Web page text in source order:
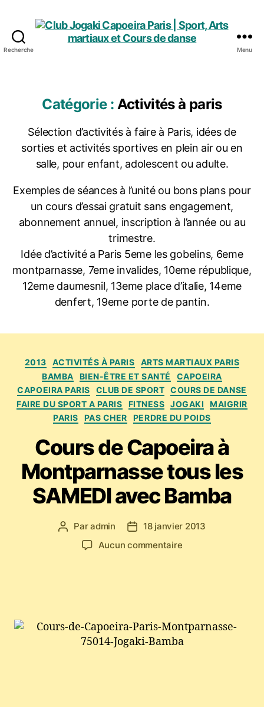
Recherche
Paris
|
Sport,
Arts
martiaux
et
de
danse
Menu
Catégorie : Activités à paris
Sélection d’activités à faire à Paris, idées de
sorties et activités sportives en plein air ou en
salle, pour enfant, adolescent ou adulte.
Exemples de séances à l’unité ou bons plans pour
un cours d’essai gratuit sans engagement,
abonnement annuel, inscription à l’année ou au
trimestre.
Idée d’activité a Paris 5eme les gobelins, 6eme
montparnasse, 7eme invalides, 10eme république,
12eme daumesnil, 13eme place d’italie, 14eme
denfert, 19eme porte de pantin.
Catégories
2013 ACTIVITÉS À PARIS
ARTS MARTIAUX PARIS
BAMBA
BIEN-ÊTRE ET SANTÉ
CAPOEIRA
CAPOEIRA PARIS
CLUB DE SPORT
COURS DE DANSE
FAIRE DU SPORT A PARIS
FITNESS JOGAKI
MAIGRIR
PARIS
PAS CHER PERDRE DU POIDS
Cours de Capoeira à
Montparnasse tous les
SAMEDI avec Bamba
Auteur
l’article
Paradmin
Date18 janvier 2013
Aucun commentairesur
tous
les
SAMEDI